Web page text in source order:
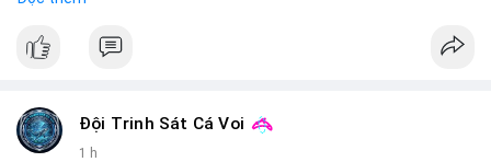
của Bitcoin, ảnh hưởng trực tiếp đến doanh thu và lợi nhuận.
$btc
📰 Nguồn: Cointelegraph
Đội Trinh Sát Cá Voi
1 h